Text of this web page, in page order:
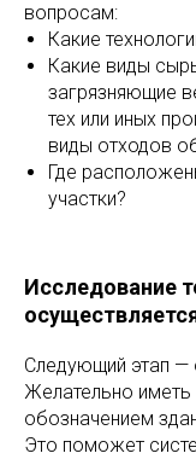
вопросам:
Какие
Какие виды
загрязняющие
тех или иных
виды отходов
Где
участки?
Исследование
Следующий этап —
Желательно иметь
обозначением
Это поможет